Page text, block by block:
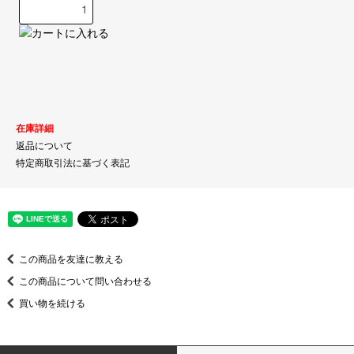
在庫詳細
返品について
特定商取引法に基づく表記
この商品を友達に教える
この商品について問い合わせる
買い物を続ける